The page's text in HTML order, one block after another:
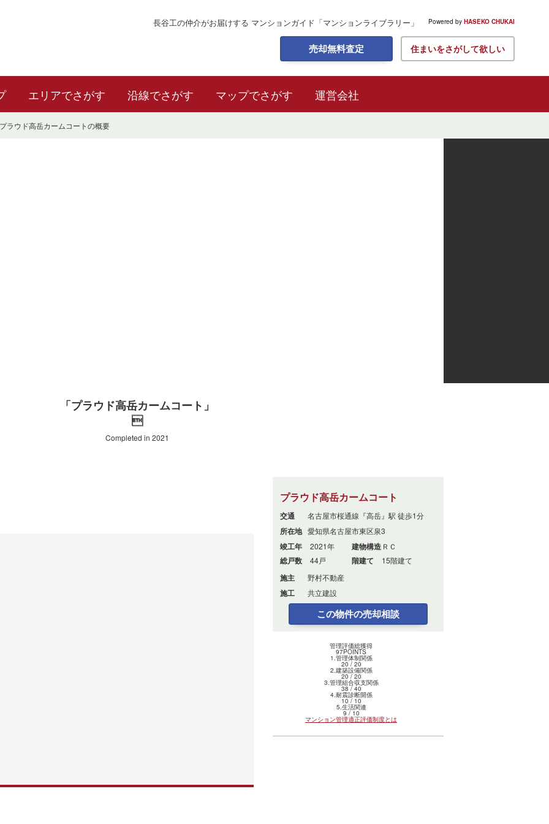
長谷工の仲介がお届けする マンションガイド 「マンションライブラリー」 Powered by HASEKO CHUKAI
売却無料査定 住まいをさがして欲しい
エリアでさがす 沿線でさがす マップでさがす 運営会社
プラウド高岳カームコートの概要
「プラウド高岳カームコート」

Completed in 2021
プラウド高岳カームコート
交通 名古屋市桜通線『高岳』駅 徒歩1分
所在地 愛知県名古屋市東区泉3
竣工年 2021年 建物構造 ＲＣ
総戸数 44戸 階建て 15階建て
施主 野村不動産
施工 共立建設
この物件の売却相談
管理評価総獲得
97POINTS
1.管理体制関係
20 / 20
2.建築設備関係
20 / 20
3.管理組合収支関係
38 / 40
4.耐震診断開係
10 / 10
5.生活関連
9 / 10
マンション管理適正評価制度とは